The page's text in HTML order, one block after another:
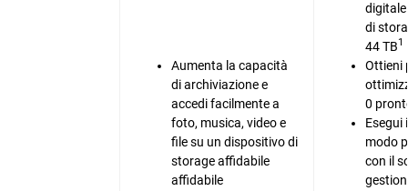
Aumenta la capacità
di archiviazione e
accedi facilmente a
foto, musica, video e
file su un dispositivo di
storage affidabile
affidabile
di
44 TB1
Ottieni
0
Esegui
modo
con il